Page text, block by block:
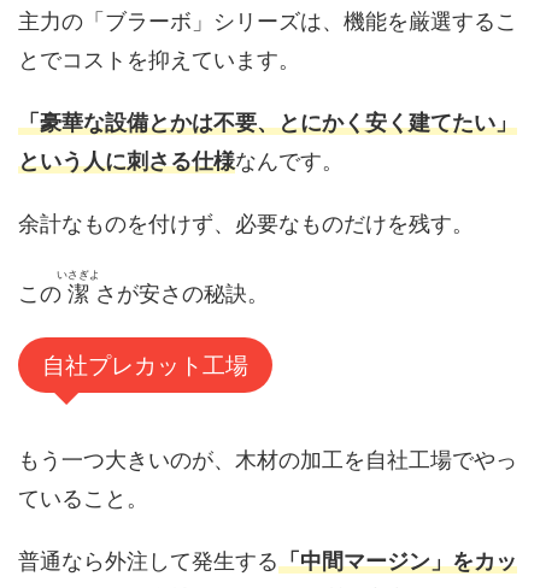
主力の「ブラーボ」シリーズは、機能を厳選するこ
とでコストを抑えています。
「豪華な設備とかは不要、とにかく安く建てたい」
という人に刺さる仕様なんです。
余計なものを付けず、必要なものだけを残す。
この 潔
いさぎよ
さが安さの秘訣。
自社プレカット工場
もう一つ大きいのが、木材の加工を自社工場でやっ
ていること。
普通なら外注して発生する「中間マージン」をカッ